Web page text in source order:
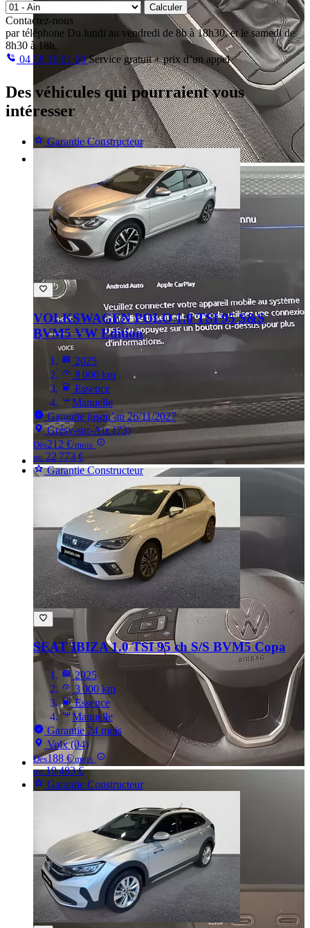
Calculer
Contactez-nous
par téléphone Du lundi au vendredi de 8h à 18h30, et le samedi de
8h30 à 18h.
04 58 16 01 60Service gratuit + prix d’un appel
Des véhiculesqui pourraient vous
intéresser
Garantie Constructeur
VOLKSWAGEN POLO1.0 TSI 95 S&S
BVM5 VW Edition
2025
8 000 km
Essence
Manuelle
Garantie jusqu’au 26/11/2027
Grésy-sur-Aix (73)
Dès212 €/mois
ou 22 773 €
Garantie Constructeur
SEAT IBIZA1.0 TSI 95 ch S/S BVM5 Copa
2025
3 000 km
Essence
Manuelle
Garantie 24 mois
Volx (04)
Dès188 €/mois
ou19 483 €
Garantie Constructeur